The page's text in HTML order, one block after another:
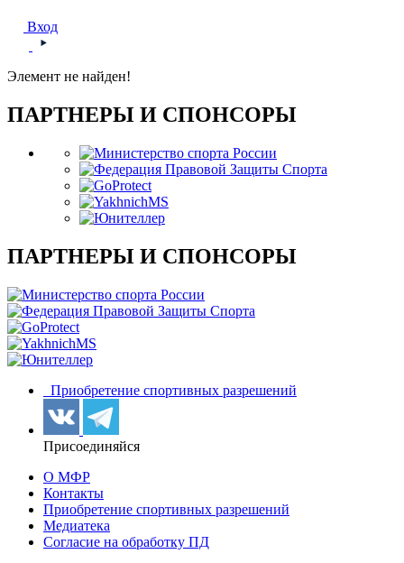
Вход
Элемент не найден!
ПАРТНЕРЫ И СПОНСОРЫ
ПАРТНЕРЫ И СПОНСОРЫ
Приобретение спортивных разрешений
Присоединяйся
О МФР
Контакты
Приобретение спортивных разрешений
Медиатека
Согласие на обработку ПД